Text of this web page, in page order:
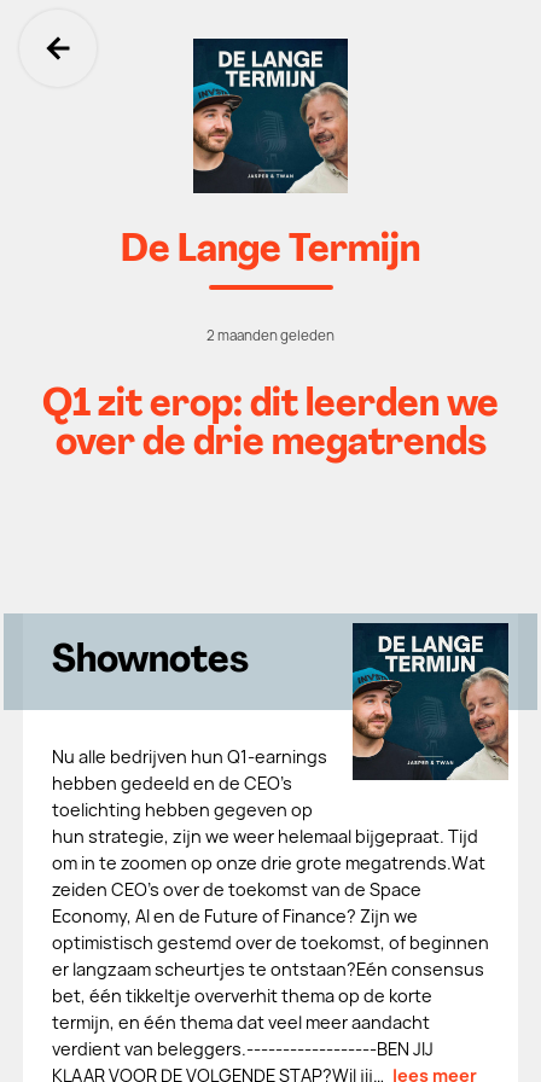
Ga terug
De Lange Termijn
2 maanden geleden
Q1 zit erop: dit leerden we
over de drie megatrends
Shownotes
Nu alle bedrijven hun Q1-earnings
hebben gedeeld en de CEO’s
toelichting hebben gegeven op
hun strategie, zijn we weer helemaal bijgepraat. Tijd
om in te zoomen op onze drie grote megatrends.Wat
zeiden CEO’s over de toekomst van de Space
Economy, AI en de Future of Finance? Zijn we
optimistisch gestemd over de toekomst, of beginnen
er langzaam scheurtjes te ontstaan?Eén consensus
bet, één tikkeltje oververhit thema op de korte
termijn, en één thema dat veel meer aandacht
verdient van beleggers.------------------BEN JIJ
KLAAR VOOR DE VOLGENDE STAP?Wil jij… lees meer